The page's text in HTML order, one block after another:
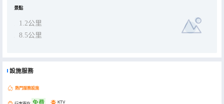
景點
1.2公里
8.5公里
設施服務
熱門服務設施
免費 KTV